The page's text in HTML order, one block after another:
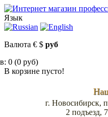
Язык
Валюта € $ руб
0 (0 руб)
В корзине пусто!
г. Новосибирск,
2 подъезд,